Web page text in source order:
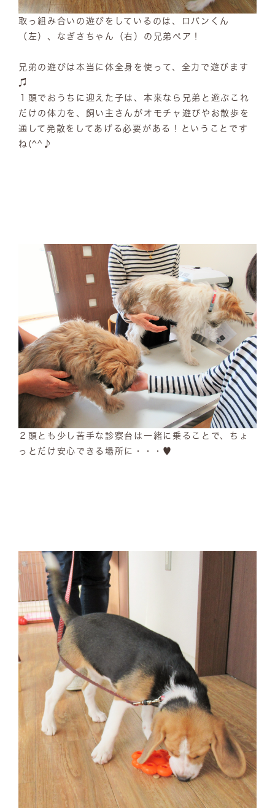
取っ組み合いの遊びをしているのは、ロバンくん
（左）、なぎさちゃん（右）の兄弟ペア！
兄弟の遊びは本当に体全身を使って、全力で遊びます
♫
１頭でおうちに迎えた子は、本来なら兄弟と遊ぶこれ
だけの体力を、飼い主さんがオモチャ遊びやお散歩を
通して発散をしてあげる必要がある！ということです
ね(^^♪
２頭とも少し苦手な診察台は一緒に乗ることで、ちょ
っとだけ安心できる場所に・・・♥